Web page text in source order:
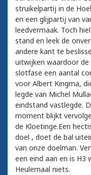
struikelpartij in de
en een glijpartij van
leedvermaak. Toch
stand en leek de
andere kant te
uitwijken waardoor de
slotfase een aantal
voor Albert Kingma,
legde van Michel
eindstand vastlegde.
moment blijkt
de Kloetinge.Een
doel , doet de bal
van onze doelman.
een eind aan en is H3
Heulemaal niets.